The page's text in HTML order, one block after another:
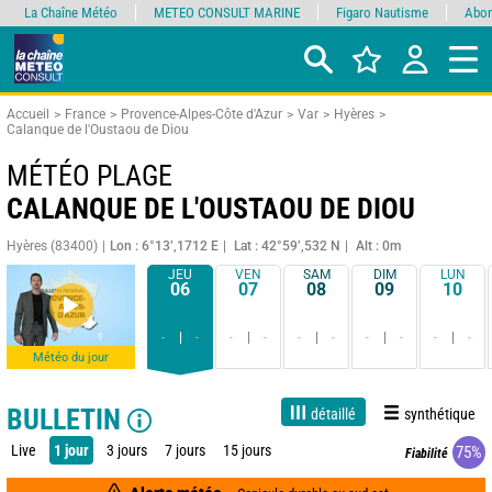
Accueil France Provence-Alpes-Côte d'Azur Var
Hyères
Calanque de l'Oustaou de Diou
MÉTÉO PLAGE
CALANQUE DE L'OUSTAOU DE DIOU
Hyères (83400) Lon : 6°13’,1712 E Lat : 42°59’,532 N Alt : 0m
Météo du jour
JEU
06
- -
VEN
07
- -
SAM
08
- -
DIM
09
- -
LUN
10
- -
BULLETIN détaillé synthétique
Live 1 jour 3 jours 7 jours 15 jours Fiabilité 75%
La Chaîne Météo METEO CONSULT MARINE Figaro Nautisme